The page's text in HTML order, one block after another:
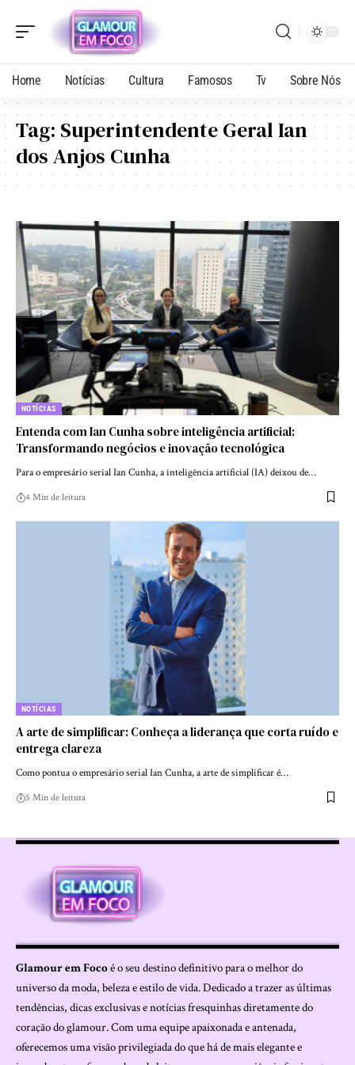
Home Notícias Cultura Famosos Tv Sobre Nós
Tag: Superintendente Geral Ian
dos Anjos Cunha
NOTÍCIAS
Entenda com Ian Cunha sobre inteligência artificial:
Transformando negócios e inovação tecnológica
Para o empresário serial Ian Cunha, a inteligência artificial (IA) deixou de…
4 Min de leitura
NOTÍCIAS
A arte de simplificar: Conheça a liderança que corta ruído e
entrega clareza
Como pontua o empresário serial Ian Cunha, a arte de simplificar é…
5 Min de leitura
Glamour em Focoé o seu destino definitivo para o melhor do
universo da moda, beleza e estilo de vida. Dedicado a trazer as últimas
tendências, dicas exclusivas e notícias fresquinhas diretamente do
coração do glamour. Com uma equipe apaixonada e antenada,
oferecemos uma visão privilegiada do que há de mais elegante e